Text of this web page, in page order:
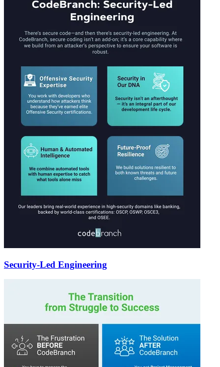
Security-Led Engineering